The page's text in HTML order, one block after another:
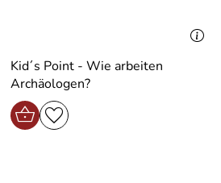
Kid´s Point - Wie arbeiten
Archäologen?